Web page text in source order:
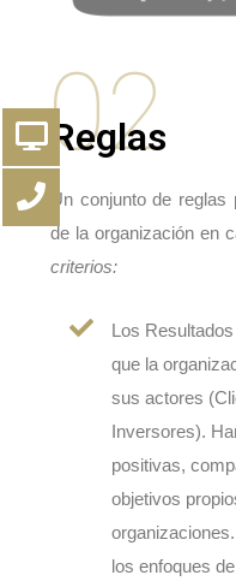
02
Reglas
Un conjunto de
de la organización en
criterios:
Los
que la
sus actores
Inversores).
positivas,
objetivos
los enfoques